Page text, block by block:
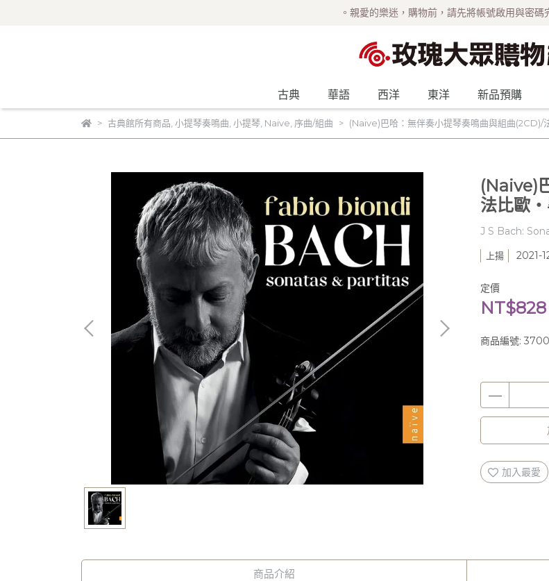
。親愛的樂迷，購物前，請先將帳號啟用與密碼
古典 華語 西洋 東洋 新品預購
古典館所有商品 小提琴奏鳴曲 小提琴, Naive 序曲/組曲 (Naive)巴哈：無伴奏小提琴奏鳴曲與組曲(2CD)/
(Naive)
法比歐‧
J S Bach:
上揚 2021-
定價
NT$828
商品編號:
加入最愛
商品介紹